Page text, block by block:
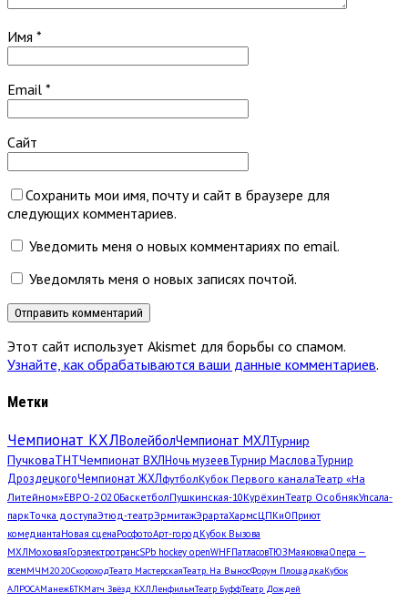
Имя *
Email *
Сайт
Сохранить мои имя, почту и сайт в браузере для
следующих комментариев.
Уведомить меня о новых комментариях по email.
Уведомлять меня о новых записях почтой.
Этот сайт использует Akismet для борьбы со спамом.
Узнайте, как обрабатываются ваши данные комментариев.
Метки
Чемпионат КХЛВолейболЧемпионат МХЛТурнир
ПучковаТНТЧемпионат ВХЛНочь музеевТурнир МасловаТурнир
ДроздецкогоЧемпионат ЖХЛфутболКубок Первого каналаТеатр «На
Литейном»ЕВРО-2020БаскетболПушкинская-10КурёхинТеатр ОсобнякУпсала-
паркТочка доступаЭтюд-театрЭрмитажЭрартаХармсЦПКиОПриют
комедиантаНовая сценаРосфотоАрт-город Кубок Вызова
МХЛМоховаяГорэлектротрансSPb hockey openWHFПатласовТЮЗМаяковкаОпера —
всемМЧМ2020СкороходТеатр МастерскаяТеатр. На ВыносФорум ПлощадкаКубок
АЛРОСАМанежБТКМатч Звёзд КХЛЛенфильмТеатр БуффТеатр Дождей